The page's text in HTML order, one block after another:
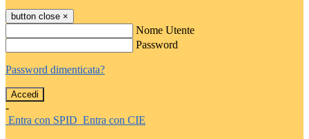
button close ×
Nome Utente
Password
Password dimenticata?
-
Entra con SPID Entra con CIE